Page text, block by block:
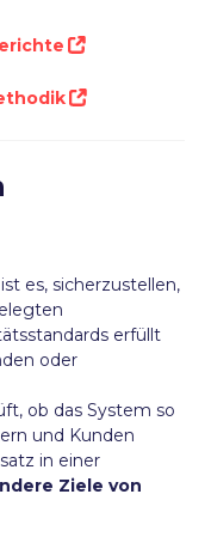
ist es, sicherzustellen,
erfüllt
oder
ob das System so
und Kunden
in einer
Ziele von